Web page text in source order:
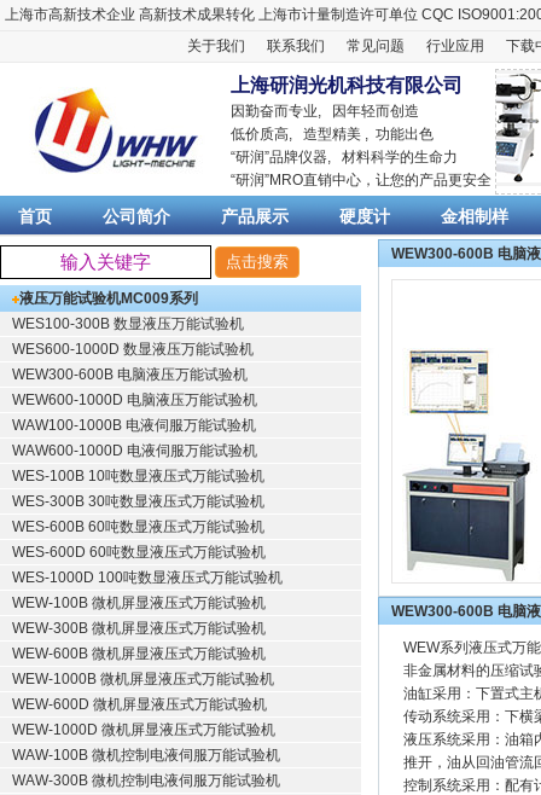
上海市高新技术企业 高新技术成果转化 上海市计量制造许可单位 CQC
关于我们
联系我们 常见问题 行业应用 下载
上海研润光机科技有限公司
因勤奋而专业, 因年轻而创造
低价质高, 造型精美 , 功能出色
“研润”品牌仪器, 材料科学的生命力
“研润”MRO直销中心，让您的产品更安全
首页 公司简介 产品展示 硬度计 金相制样
液压万能试验机MC009系列
WES100-300B 数显液压万能试验机
WES600-1000D 数显液压万能试验机
WEW300-600B 电脑液压万能试验机
WEW600-1000D 电脑液压万能试验机
WAW100-1000B 电液伺服万能试验机
WAW600-1000D 电液伺服万能试验机
WES-100B 10吨数显液压式万能试验机
WES-300B 30吨数显液压式万能试验机
WES-600B 60吨数显液压式万能试验机
WES-600D 60吨数显液压式万能试验机
WES-1000D 100吨数显液压式万能试验机
WEW-100B 微机屏显液压式万能试验机
WEW-300B 微机屏显液压式万能试验机
WEW-600B 微机屏显液压式万能试验机
WEW-1000B 微机屏显液压式万能试验机
WEW-600D 微机屏显液压式万能试验机
WEW-1000D 微机屏显液压式万能试验机
WAW-100B 微机控制电液伺服万能试验机
WAW-300B 微机控制电液伺服万能试验机
WEW300-600B 电脑
WEW300-600B 电脑
WEW系列 液压式万
非金属材料的压缩试
油缸采用：下置式主
传动系统采用：下横
液压系统采用：油箱
推开，油从回油管流
控制系统采用：配有